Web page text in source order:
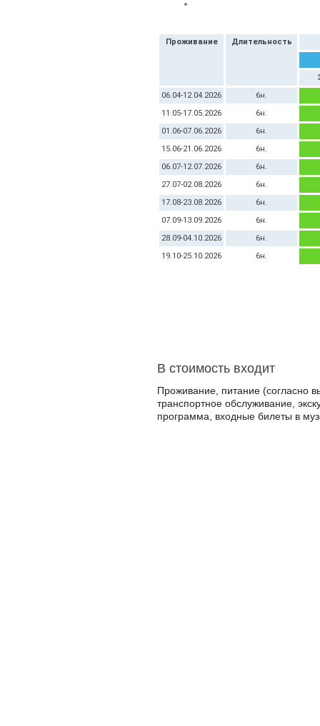
Проживание Длительность
06.04-12.04.2026
6н.
11.05-17.05.2026
6н.
01.06-07.06.2026
6н.
15.06-21.06.2026
6н.
06.07-12.07.2026
6н.
27.07-02.08.2026
6н.
17.08-23.08.2026
6н.
07.09-13.09.2026
6н.
28.09-04.10.2026
6н.
19.10-25.10.2026
6н.
В стоимость входит
Проживание, питание (согласно
транспортное обслуживание,
программа, входные билеты в